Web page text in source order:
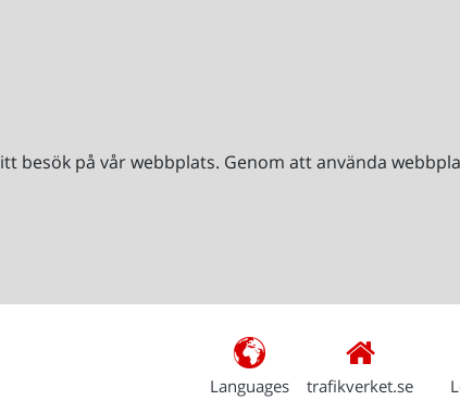
på vår webbplats. Genom att använda
Languages trafikverket.se